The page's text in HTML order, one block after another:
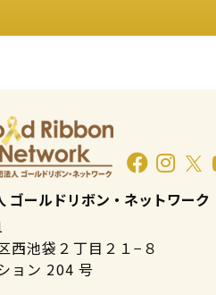
ゴールドリボン・ネットワーク
西池袋２丁目２１−８
ョン 204 号